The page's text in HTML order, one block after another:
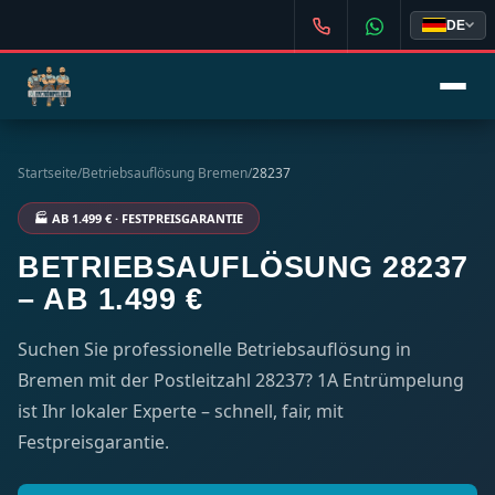
DE
Startseite/Betriebsauflösung Bremen/28237
🏭 AB 1.499 € · FESTPREISGARANTIE
BETRIEBSAUFLÖSUNG 28237
– AB 1.499 €
Suchen Sie professionelle Betriebsauflösung in
Bremen mit der Postleitzahl 28237? 1A Entrümpelung
ist Ihr lokaler Experte – schnell, fair, mit
Festpreisgarantie.